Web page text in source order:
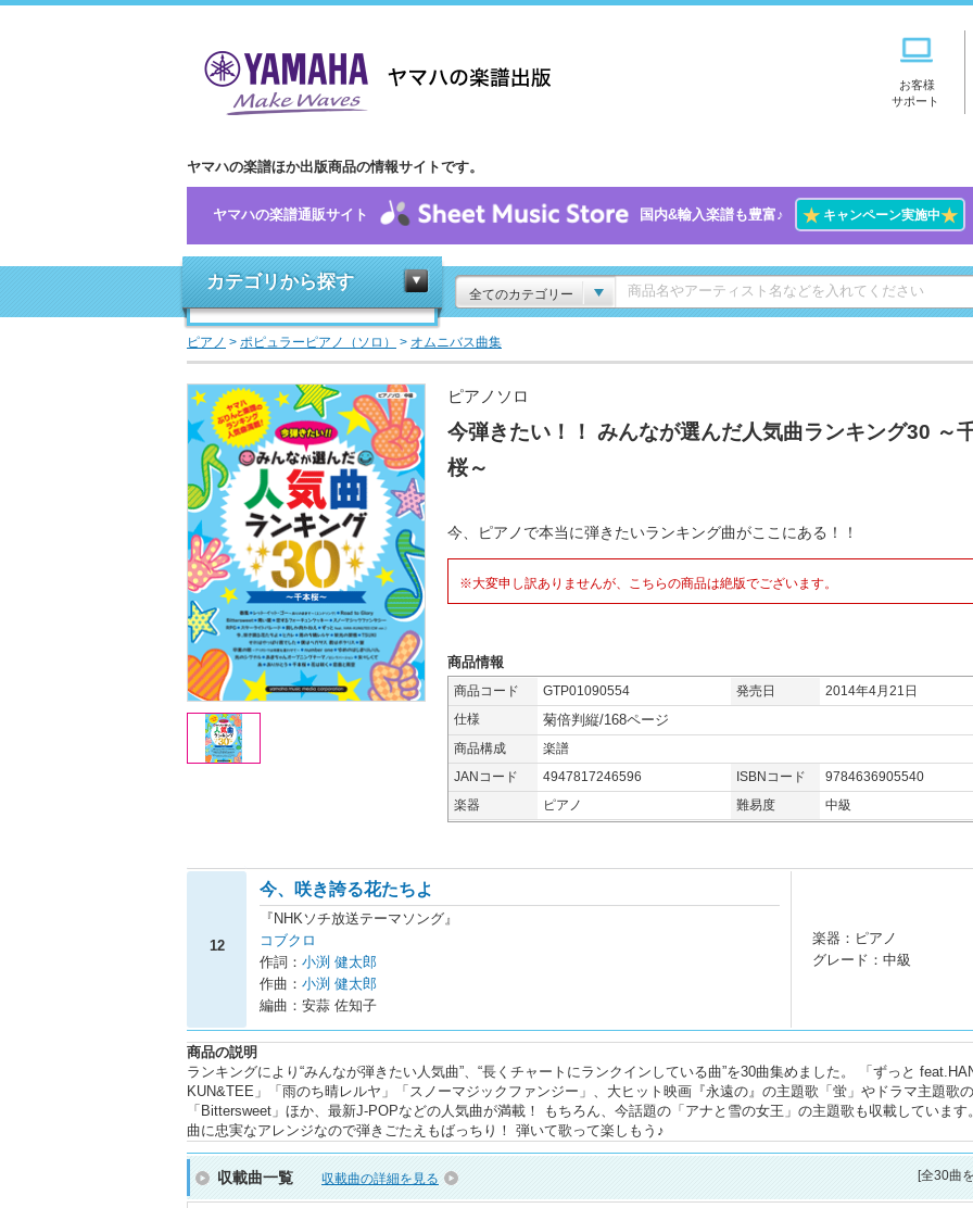
お客様
サポート
ヤマハの楽譜ほか出版商品の情報サイトです。
ヤマハの楽譜通販サイト 国内&輸入楽譜も豊富♪ ★キャンペーン実施中★
カテゴリから探す
全てのカテゴリー
ピアノ > ポピュラーピアノ（ソロ） > オムニバス曲集
ピアノソロ
今弾きたい！！ みんなが選んだ人気曲ランキング30 ～
桜～
今、ピアノで本当に弾きたいランキング曲がここにある！！
※大変申し訳ありませんが、こちらの商品は絶版でございます。
商品情報
商品コード GTP01090554 発売日
2014年4月21日
仕様
菊倍判縦/168ページ
商品構成
楽譜
JANコード
4947817246596 ISBNコード
9784636905540
楽器
ピアノ 難易度 中級
12
今、咲き誇る花たちよ
『NHKソチ放送テーマソング』
コブクロ
作詞： 小渕 健太郎
作曲： 小渕 健太郎
編曲：安蒜 佐知子
楽器：ピアノ
グレード：中級
商品の説明
ランキングにより“みんなが弾きたい人気曲”、“長くチャートにランクインしている曲”を30曲集めました。 「ずっと
KUN&TEE」「雨のち晴レルヤ」「スノーマジックファンジー」、大ヒット映画『永遠の』の主題歌「蛍」やドラマ主題歌
「Bittersweet」ほか、最新J-POPなどの人気曲が満載！ もちろん、今話題の「アナと雪の女王」の主題歌も収載しています
曲に忠実なアレンジなので弾きごたえもばっちり！ 弾いて歌って楽しもう♪
収載曲一覧 収載曲の詳細を見る [全30曲